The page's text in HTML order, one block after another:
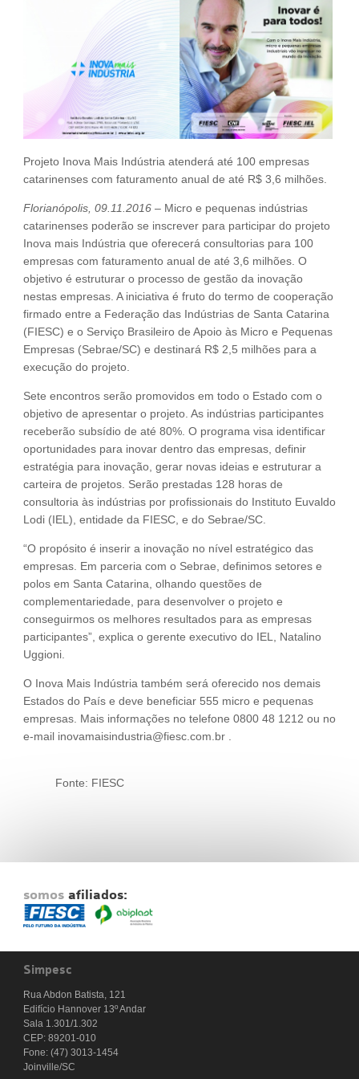
NOSSAS ASSOCIADAS
SEJA UM ASSOCIADO
Projeto Inova Mais Indústria atenderá até 100 empresas
catarinenses com faturamento anual de até R$ 3,6 milhões.
Florianópolis, 09.11.2016 – Micro e pequenas indústrias
catarinenses poderão se inscrever para participar do projeto
Inova mais Indústria que oferecerá consultorias para 100
empresas com faturamento anual de até 3,6 milhões. O
objetivo é estruturar o processo de gestão da inovação
nestas empresas. A iniciativa é fruto do termo de cooperação
firmado entre a Federação das Indústrias de Santa Catarina
(FIESC) e o Serviço Brasileiro de Apoio às Micro e Pequenas
Empresas (Sebrae/SC) e destinará R$ 2,5 milhões para a
execução do projeto.
Sete encontros serão promovidos em todo o Estado com o
objetivo de apresentar o projeto. As indústrias participantes
receberão subsídio de até 80%. O programa visa identificar
oportunidades para inovar dentro das empresas, definir
estratégia para inovação, gerar novas ideias e estruturar a
carteira de projetos. Serão prestadas 128 horas de
consultoria às indústrias por profissionais do Instituto Euvaldo
Lodi (IEL), entidade da FIESC, e do Sebrae/SC.
“O propósito é inserir a inovação no nível estratégico das
empresas. Em parceria com o Sebrae, definimos setores e
polos em Santa Catarina, olhando questões de
complementariedade, para desenvolver o projeto e
conseguirmos os melhores resultados para as empresas
participantes”, explica o gerente executivo do IEL, Natalino
Uggioni.
O Inova Mais Indústria também será oferecido nos demais
Estados do País e deve beneficiar 555 micro e pequenas
empresas. Mais informações no telefone 0800 48 1212 ou no
e-mail inovamaisindustria@fiesc.com.br .
Fonte: FIESC
somos afiliados:
Simpesc
Rua Abdon Batista, 121
Edifício Hannover 13º Andar
Sala 1.301/1.302
CEP: 89201-010
Fone: (47) 3013-1454
Joinville/SC